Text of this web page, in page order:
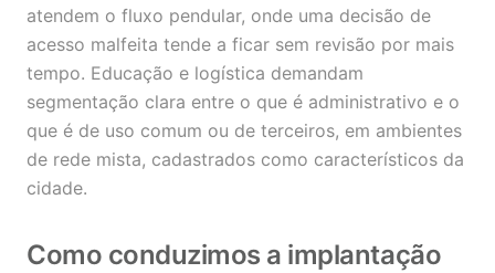
atendem o fluxo pendular, onde uma decisão de
acesso malfeita tende a ficar sem revisão por mais
tempo. Educação e logística demandam
segmentação clara entre o que é administrativo e o
que é de uso comum ou de terceiros, em ambientes
de rede mista, cadastrados como característicos da
cidade.
Como conduzimos a implantação